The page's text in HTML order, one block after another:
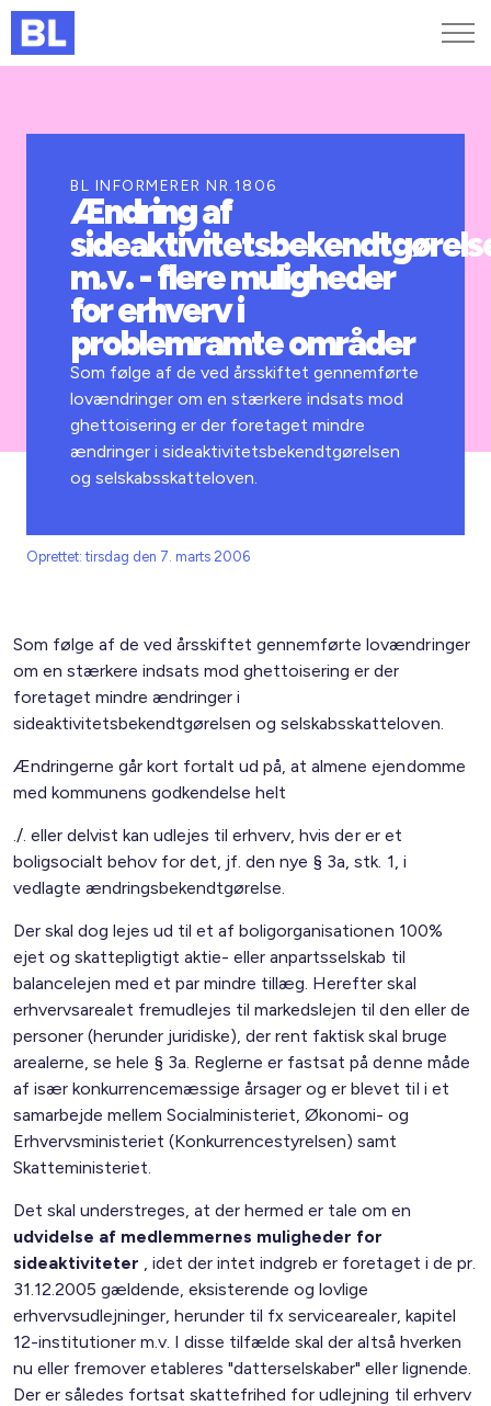
Kurser og arrangementer
Jobportalen
BL INFORMERER NR.1806
Ændring af
m.v. - flere muligheder
for erhverv i
problemramte områder
Som følge af de ved årsskiftet gennemførte
lovændringer om en stærkere indsats mod
ghettoisering er der foretaget mindre
ændringer i sideaktivitetsbekendtgørelsen
og selskabsskatteloven.
Oprettet: tirsdag den 7. marts 2006
Som følge af de ved årsskiftet gennemførte lovændringer
om en stærkere indsats mod ghettoisering er der
foretaget mindre ændringer i
sideaktivitetsbekendtgørelsen og selskabsskatteloven.
Ændringerne går kort fortalt ud på, at almene ejendomme
med kommunens godkendelse helt
./. eller delvist kan udlejes til erhverv, hvis der er et
boligsocialt behov for det, jf. den nye § 3a, stk. 1, i
vedlagte ændringsbekendtgørelse.
Der skal dog lejes ud til et af boligorganisationen 100%
ejet og skattepligtigt aktie- eller anpartsselskab til
balancelejen med et par mindre tillæg. Herefter skal
erhvervsarealet fremudlejes til markedslejen til den eller de
personer (herunder juridiske), der rent faktisk skal bruge
arealerne, se hele § 3a. Reglerne er fastsat på denne måde
af især konkurrencemæssige årsager og er blevet til i et
samarbejde mellem Socialministeriet, Økonomi- og
Erhvervsministeriet (Konkurrencestyrelsen) samt
Skatteministeriet.
Det skal understreges, at der hermed er tale om en
udvidelse af medlemmernes muligheder for
sideaktiviteter , idet der intet indgreb er foretaget i de pr.
31.12.2005 gældende, eksisterende og lovlige
erhvervsudlejninger, herunder til fx servicearealer, kapitel
12-institutioner m.v. I disse tilfælde skal der altså hverken
nu eller fremover etableres "datterselskaber" eller lignende.
Der er således fortsat skattefrihed for udlejning til erhverv